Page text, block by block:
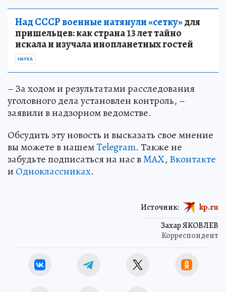
Над СССР военные натянули «сетку»для
пришельцев: как страна 13 лет тайно
искала и изучала инопланетных гостей
НАУКА
– За ходом и результатами расследования
уголовного дела установлен контроль, –
заявили в надзорном ведомстве.
Обсудить эту новость и высказать свое мнение
вы можете в нашемTelegram. Также не
забудьте подписаться на нас вMAX, Вконтакте
и Одноклассниках.
Захар ЯКОВЛЕВ
Корреспондент
Источник: kp.ru